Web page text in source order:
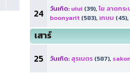
24
วันเกิด: uiui (39),โย ลาดกระ
boonyarit (583), เกษม (45),
เสาร์
25
วันเกิด: สุรเนตร (587),